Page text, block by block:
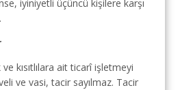
iyiniyetli üçüncü kişilere karşı
kısıtlılara ait ticarî işletmeyi
ve vasi, tacir sayılmaz. Tacir